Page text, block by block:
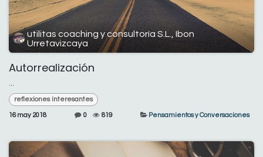
utilitas coaching y consultoría S.L., Ibon
Urretavizcaya
Autorrealización
reflexiones interesantes
16 may 2018 0 819 Pensamientos y Conversaciones